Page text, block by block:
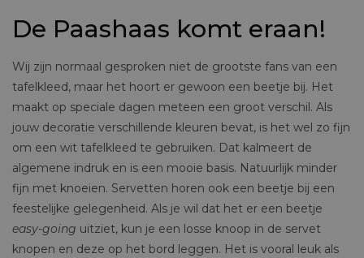
De Paashaas komt eraan!
Wij zijn normaal gesproken niet de grootste fans van een
tafelkleed, maar het hoort er gewoon een beetje bij. Het
maakt op speciale dagen meteen een groot verschil. Als
jouw decoratie verschillende kleuren bevat, is het wel zo fijn
om een wit tafelkleed te gebruiken. Dat kalmeert de
algemene indruk en is een mooie basis. Natuurlijk minder
fijn met knoeien. Servetten horen ook een beetje bij een
feestelijke gelegenheid. Als je wil dat het er een beetje
easy-going uitziet, kun je een losse knoop in de servet
knopen en deze op het bord leggen. Het is vooral leuk als